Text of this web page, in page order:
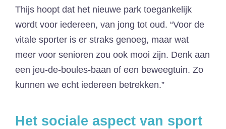
Thijs hoopt dat het nieuwe park toegankelijk
wordt voor iedereen, van jong tot oud. “Voor de
vitale sporter is er straks genoeg, maar wat
meer voor senioren zou ook mooi zijn. Denk aan
een jeu-de-boules-baan of een beweegtuin. Zo
kunnen we echt iedereen betrekken.”
Het sociale aspect van sport